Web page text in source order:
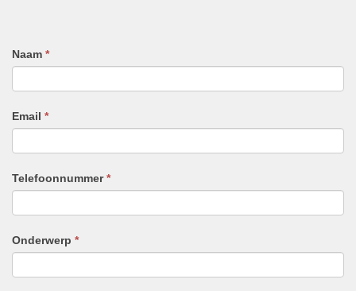
Naam *
Email *
Telefoonnummer*
Onderwerp *